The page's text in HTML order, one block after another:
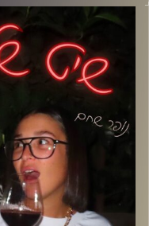
כל הכיף, הדרמות,
יפה, מתוקתקת ומושלמת.
מהשירותים במסיבה ועד
הנשית ועד בנות שלא
פרק על כל הדברים שרק
ולמה בסוף עם כל
קרדיט תמונות: נופר שחם